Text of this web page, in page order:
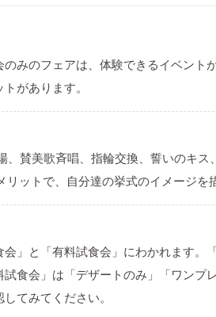
みのフェアは、体験できるイベント
があります。
賛美歌斉唱、指輪交換、誓いのキス
ットで、自分達の挙式のイメージを
」と「有料試食会」にわかれます。
食会」は「デザートのみ」「ワンプ
てみてください。